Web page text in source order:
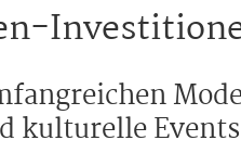
kulturelle